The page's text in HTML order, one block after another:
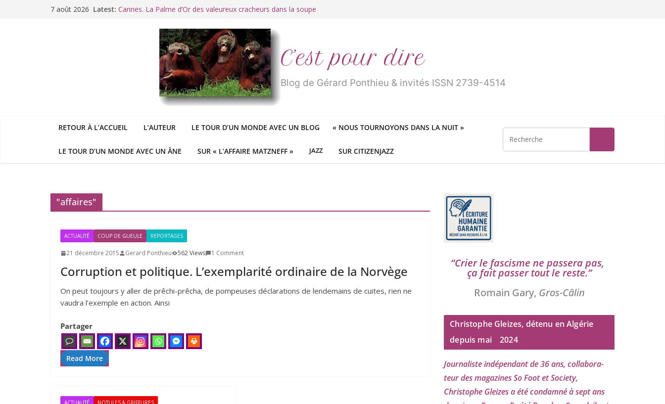
7 août 2026 Latest: Cannes. La Palme d’Or des valeureux cracheurs dans la soupe
Racisme. Moi, Picard-Marseillais traité de « blanc de merde » !
George : « Le meilleur des mondes » ou «
Le patriarcat », bouc émissaire des féministes idéologiquesC’est pour dire
Blog de Gérard Ponthieu & invités ISSN 2739-4514
RETOUR À L’ACCUEIL L’AUTEUR LE TOUR D’UN MONDE AVEC UN BLOG « NOUS TOURNOYONS DANS LA NUIT »
LE TOUR D’UN MONDE AVEC UN ÂNE SUR « L’AFFAIRE MATZNEFF » JAZZ SUR CITIZENJAZZ
"affaires"
ACTUALITÉ COUP DE GUEULE REPORTAGES
21 décembre 2015 Gerard Ponthieu 562 Views 1 Comment
Corruption et politique. L’exemplarité ordinaire de la Norvège
On peut tou­jours y aller de prê­chi-prê­cha, de pom­peuses décla­ra­tions de len­de­mains de cuites, rien ne
vau­dra l’exemple en action. Ainsi
Partager
Read More
ACTUALITÉ NOTULES & GRIFFURES
“Crier le fas­cisme ne pas­se­ra pas,
ça fait pas­ser tout le reste.”
Romain Gary, Gros-Câlin
Christophe Gleizes, détenu en Algérie
depuis mai
2024
Journaliste indé­pen­dant de36ans, col­la­bo­ra­
teur des maga­zines So Foot et Society,
Christophe Gleizesa été condam­né à sept ans